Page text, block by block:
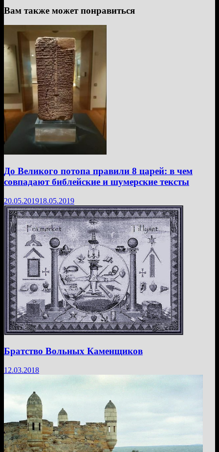
Вам также может понравиться
До Великого потопа правили 8 царей: в чем
совпадают библейские и шумерские тексты
20.05.201918.05.2019
Братство Вольных Каменщиков
12.03.2018